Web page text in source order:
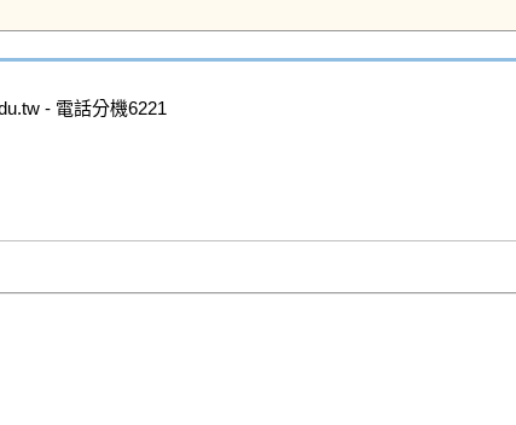
- 電話分機6221